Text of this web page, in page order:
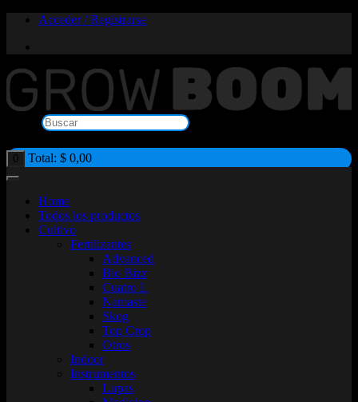
Saltar
contenido
Acceder / Registrarse
0 Total: $ 0,00
Home
Todos los productos
Cultivo
Fertilizantes
Advanced
Bio Bizz
Cuatro L
Namaste
Skog
Top Crop
Otros
Indoor
Instrumentos
Lupas